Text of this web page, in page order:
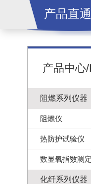
产品直
产品中心
阻燃系列仪器
阻燃仪
热防护试验仪
数显氧指数测
化纤系列仪器